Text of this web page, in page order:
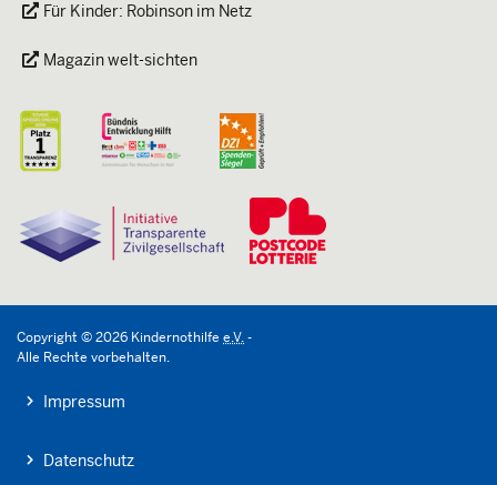
Für Kinder: Robinson im Netz
Magazin welt-sichten
Copyright ©2026 Kindernothilfe e.V.-
Alle Rechte vorbehalten.
Impressum
Datenschutz